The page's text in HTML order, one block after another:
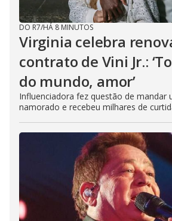
DO R7/HÁ 8 MINUTOS
Virginia celebra
contrato de Vini Jr.:
do mundo, amor’
Influenciadora fez questão de mandar
namorado e recebeu milhares de